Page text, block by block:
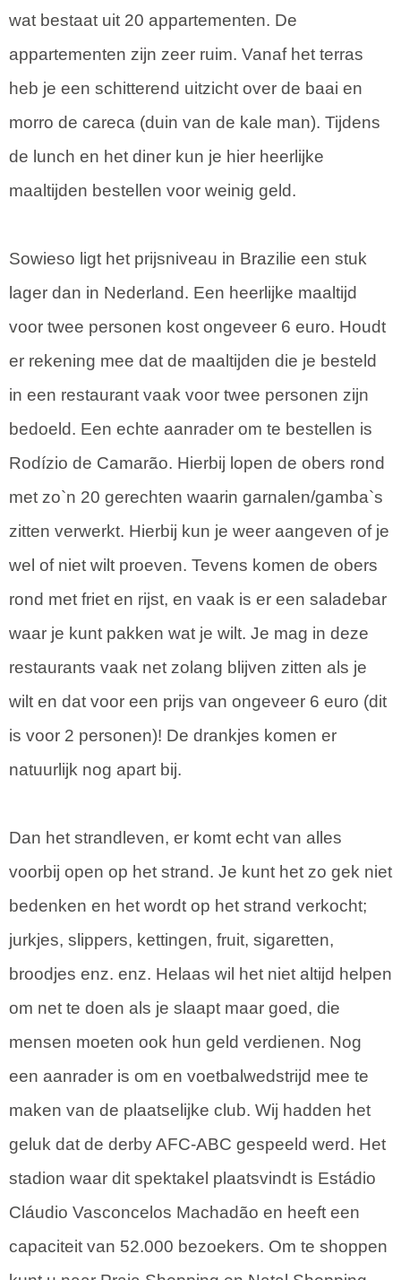
wat bestaat uit 20 appartementen. De
appartementen zijn zeer ruim. Vanaf het terras
heb je een schitterend uitzicht over de baai en
morro de careca (duin van de kale man). Tijdens
de lunch en het diner kun je hier heerlijke
maaltijden bestellen voor weinig geld.
Sowieso ligt het prijsniveau in Brazilie een stuk
lager dan in Nederland. Een heerlijke maaltijd
voor twee personen kost ongeveer 6 euro. Houdt
er rekening mee dat de maaltijden die je besteld
in een restaurant vaak voor twee personen zijn
bedoeld. Een echte aanrader om te bestellen is
Rodízio de Camarão. Hierbij lopen de obers rond
met zo`n 20 gerechten waarin garnalen/gamba`s
zitten verwerkt. Hierbij kun je weer aangeven of je
wel of niet wilt proeven. Tevens komen de obers
rond met friet en rijst, en vaak is er een saladebar
waar je kunt pakken wat je wilt. Je mag in deze
restaurants vaak net zolang blijven zitten als je
wilt en dat voor een prijs van ongeveer 6 euro (dit
is voor 2 personen)! De drankjes komen er
natuurlijk nog apart bij.
Dan het strandleven, er komt echt van alles
voorbij open op het strand. Je kunt het zo gek niet
bedenken en het wordt op het strand verkocht;
jurkjes, slippers, kettingen, fruit, sigaretten,
broodjes enz. enz. Helaas wil het niet altijd helpen
om net te doen als je slaapt maar goed, die
mensen moeten ook hun geld verdienen. Nog
een aanrader is om en voetbalwedstrijd mee te
maken van de plaatselijke club. Wij hadden het
geluk dat de derby AFC-ABC gespeeld werd. Het
stadion waar dit spektakel plaatsvindt is Estádio
Cláudio Vasconcelos Machadão en heeft een
capaciteit van 52.000 bezoekers. Om te shoppen